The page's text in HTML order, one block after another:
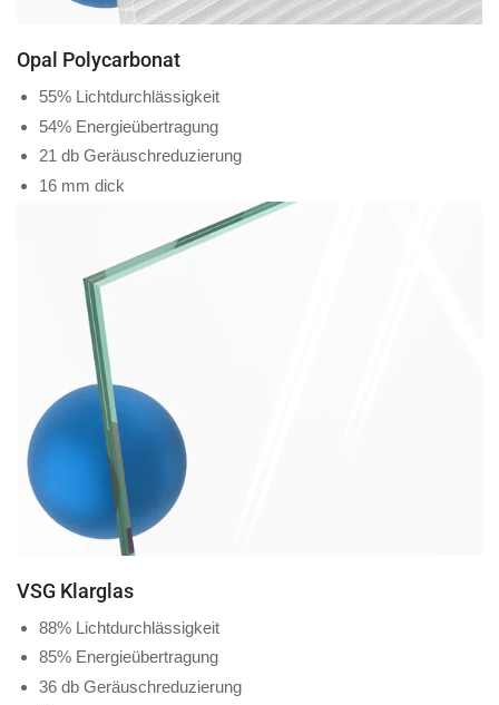
Opal Polycarbonat
55% Lichtdurchlässigkeit
54% Energieübertragung
21 db Geräuschreduzierung
16 mm dick
VSG Klarglas
88% Lichtdurchlässigkeit
85% Energieübertragung
36 db Geräuschreduzierung